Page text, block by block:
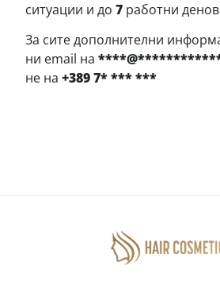
ситуации и до 7 работни
За сите дополнителни
ни email на
не на +389 7* *** ***